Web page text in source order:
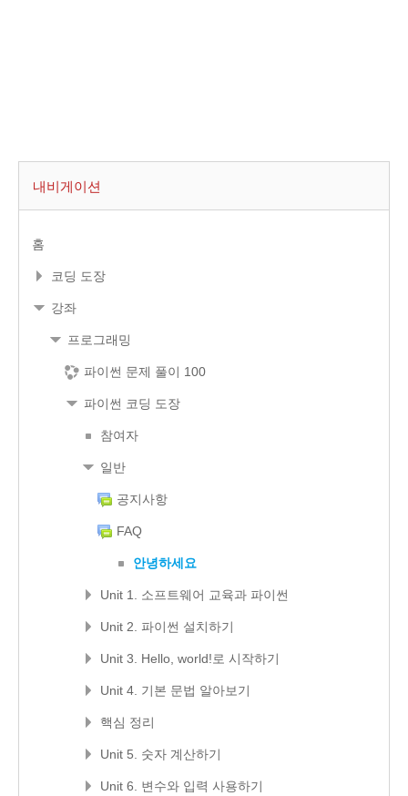
내비게이션
홈
코딩 도장
강좌
프로그래밍
파이썬 문제 풀이 100
파이썬 코딩 도장
참여자
일반
공지사항
FAQ
안녕하세요
Unit 1. 소프트웨어 교육과 파이썬
Unit 2. 파이썬 설치하기
Unit 3. Hello, world!로 시작하기
Unit 4. 기본 문법 알아보기
핵심 정리
Unit 5. 숫자 계산하기
Unit 6. 변수와 입력 사용하기